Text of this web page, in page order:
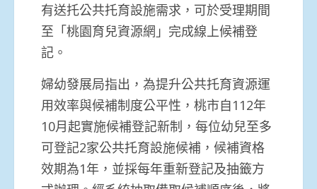
有送托公共托育設施需求，可於受理期間
至「桃園育兒資源網」完成線上候補登
記。
婦幼發展局指出，為提升公共托育資源運
用效率與候補制度公平性，桃市自112年
10月起實施候補登記新制，每位幼兒至多
可登記2家公共托育設施候補，候補資格
效期為1年，並採每年重新登記及抽籤方